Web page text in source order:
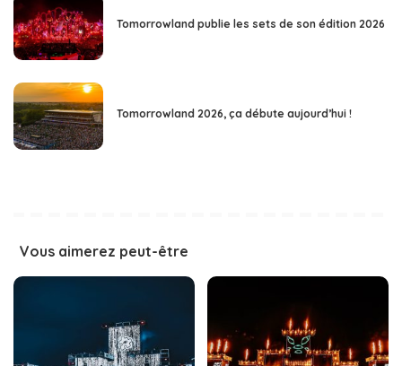
Tomorrowland publie les sets de son édition 2026
Tomorrowland 2026, ça débute aujourd’hui !
Vous aimerez peut-être